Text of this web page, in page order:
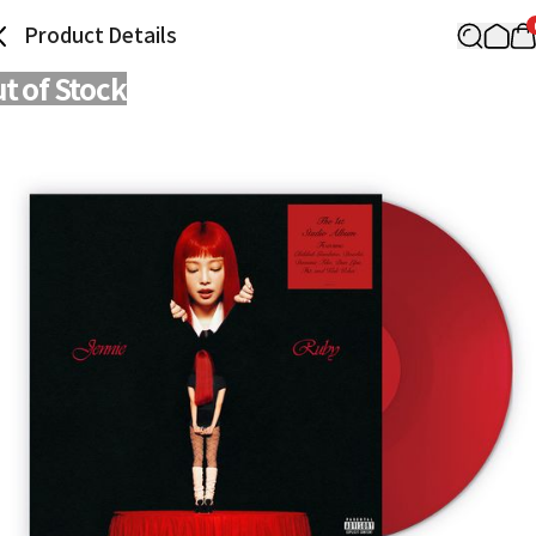
Product Details
of Stock